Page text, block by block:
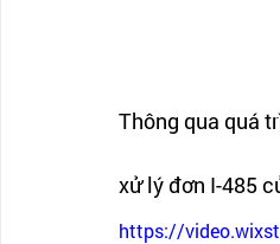
Thông qua quá
xử lý đơn I-485
https://